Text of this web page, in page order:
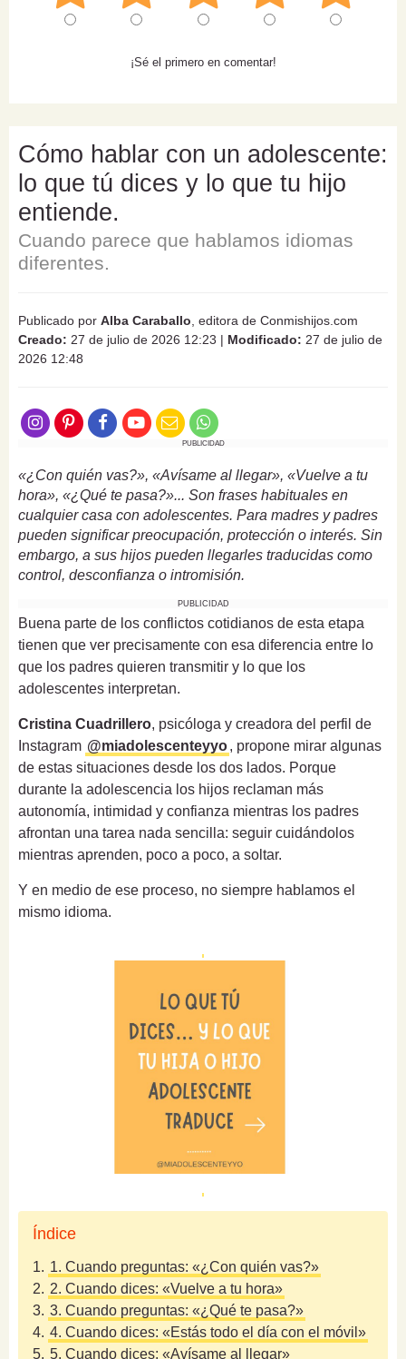
¡Sé el primero en comentar!
Cómo hablar con un adolescente:
lo que tú dices y lo que tu hijo
entiende.
Cuando parece que hablamos idiomas
diferentes.
Publicado por Alba Caraballo , editora de Conmishijos.com
Creado: 27 de julio de 2026 12:23 | Modificado: 27 de julio de
2026 12:48
PUBLICIDAD
«¿Con quién vas?», «Avísame al llegar», «Vuelve a tu
hora», «¿Qué te pasa?»... Son frases habituales en
cualquier casa con adolescentes. Para madres y padres
pueden significar preocupación, protección o interés. Sin
embargo, a sus hijos pueden llegarles traducidas como
control, desconfianza o intromisión.
PUBLICIDAD
Buena parte de los conflictos cotidianos de esta etapa
tienen que ver precisamente con esa diferencia entre lo
que los padres quieren transmitir y lo que los
adolescentes interpretan.
Cristina Cuadrillero, psicóloga y creadora del perfil de
Instagram @miadolescenteyyo, propone mirar algunas
de estas situaciones desde los dos lados. Porque
durante la adolescencia los hijos reclaman más
autonomía, intimidad y confianza mientras los padres
afrontan una tarea nada sencilla: seguir cuidándolos
mientras aprenden, poco a poco, a soltar.
Y en medio de ese proceso, no siempre hablamos el
mismo idioma.
Índice
1. 1. Cuando preguntas: «¿Con quién vas?»
2. 2. Cuando dices: «Vuelve a tu hora»
3. 3. Cuando preguntas: «¿Qué te pasa?»
4. 4. Cuando dices: «Estás todo el día con el móvil»
5. 5. Cuando dices: «Avísame al llegar»